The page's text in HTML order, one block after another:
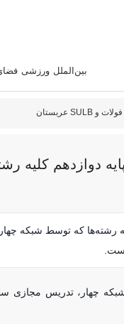
بین‌الملل ورزشی
دانلود فیلم کلاس فارسی ۳ پایه
دوازدهم کلیه رشته‌ها که توسط